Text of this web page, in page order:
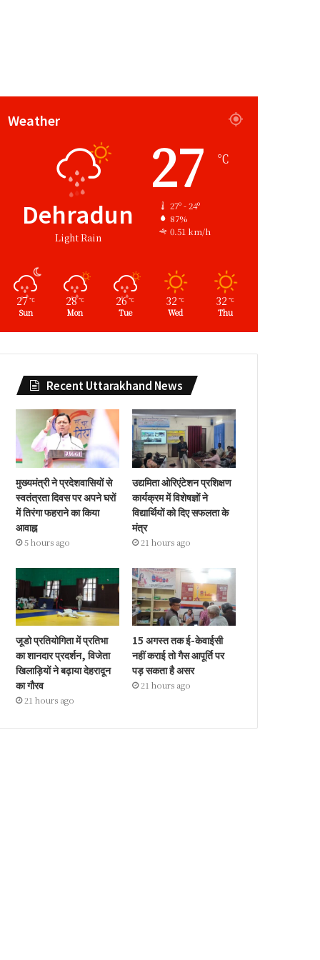
Weather
Dehradun
Light Rain
27 ℃
27º - 24º
87%
0.51 km/h
27 ℃
Sun
28℃
Mon
26℃
Tue
32 ℃
Wed
32 ℃
Thu
Recent Uttarakhand News
मुख्यमंत्री ने प्रदेशवासियों से
स्वतंत्रता दिवस पर अपने घरों
में तिरंगा फहराने का किया
आवाह्न
5 hours ago
उद्यमिता ओरिएंटेशन प्रशिक्षण
कार्यक्रम में विशेषज्ञों ने
विद्यार्थियों को दिए सफलता के
मंत्र
21 hours ago
जूडो प्रतियोगिता में प्रतिभा
का शानदार प्रदर्शन, विजेता
खिलाड़ियों ने बढ़ाया देहरादून
का गौरव
21 hours ago
15 अगस्त तक ई-केवाईसी
नहीं कराई तो गैस आपूर्ति पर
पड़ सकता है असर
21 hours ago